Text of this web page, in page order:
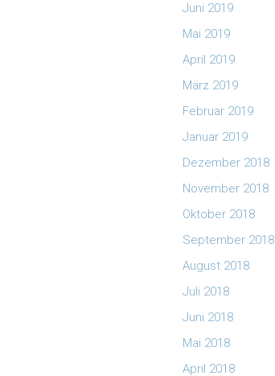
Juni 2019
Mai 2019
April 2019
März 2019
Februar 2019
Januar 2019
Dezember 2018
November 2018
Oktober 2018
September 2018
August 2018
Juli 2018
Juni 2018
Mai 2018
April 2018